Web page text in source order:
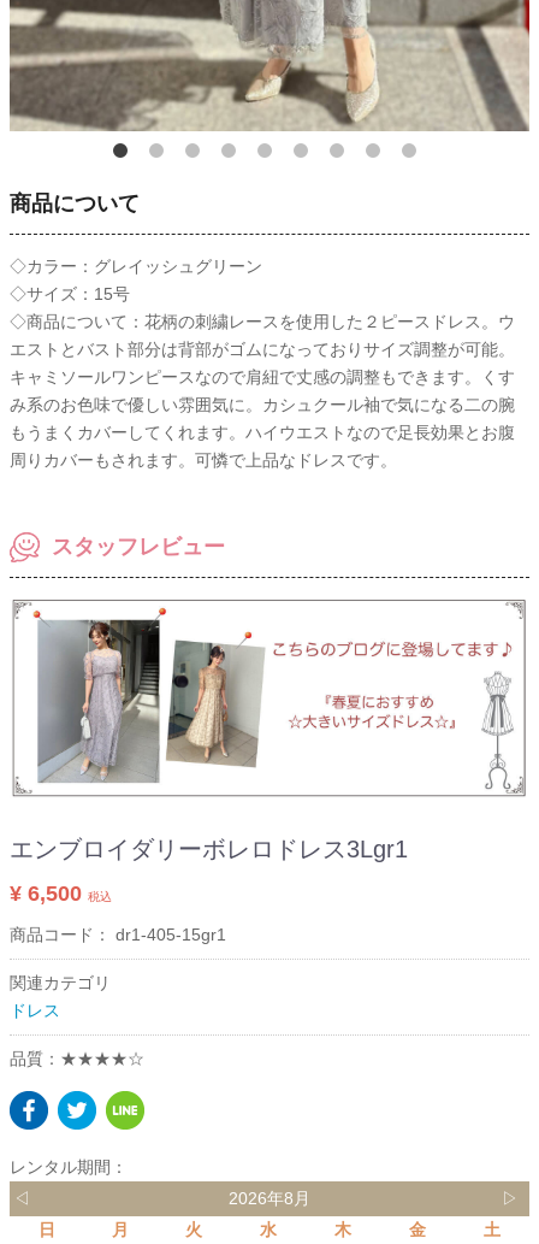
商品について
◇カラー：グレイッシュグリーン
◇サイズ：15号
◇商品について：花柄の刺繍レースを使用した２ピースドレス。ウ
エストとバスト部分は背部がゴムになっておりサイズ調整が可能。
キャミソールワンピースなので肩紐で丈感の調整もできます。くす
み系のお色味で優しい雰囲気に。カシュクール袖で気になる二の腕
もうまくカバーしてくれます。ハイウエストなので足長効果とお腹
周りカバーもされます。可憐で上品なドレスです。
スタッフレビュー
エンブロイダリーボレロドレス3Lgr1
¥ 6,500 税込
商品コード： dr1-405-15gr1
関連カテゴリ
ドレス
品質：★★★★☆
レンタル期間：
◁
2026年8月
▷
日
月 火 水 木 金
土